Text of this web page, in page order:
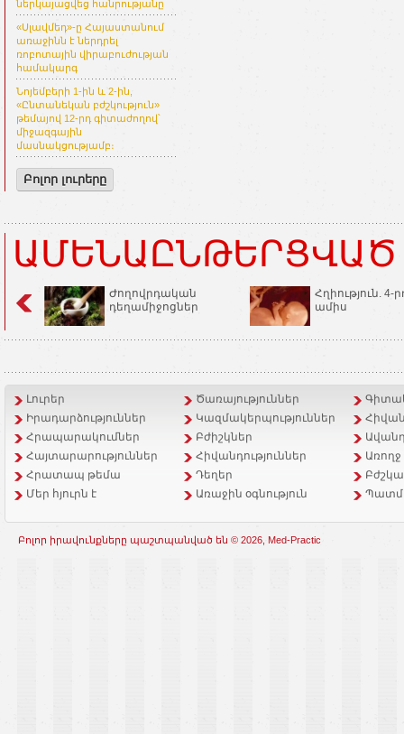
ներկայացվեց հանրությանը
«Սլավմեդ»-ը Հայաստանում
առաջինն է ներդրել
ռոբոտային վիրաբուժության
համակարգ
Նոյեմբերի 1-ին և 2-ին,
«Ընտանեկան բժշկություն»
թեմայով 12-րդ գիտաժողով՝
միջազգային
մասնակցությամբ։
Բոլոր լուրերը
Ժողովրդական
դեղամիջոցներ
Հղիություն. 4-
ամիս
Լուրեր Ծառայություններ
Իրադարձություններ
Կազմակերպություններ
Հրապարակումներ
Բժիշկներ
Հայտարարություններ
Հիվանդություններ
Հրատապ թեմա
Դեղեր
Մեր հյուրն է
Առաջին օգնություն
Բոլոր իրավունքները պաշտպանված են © 2026, Med-Practic